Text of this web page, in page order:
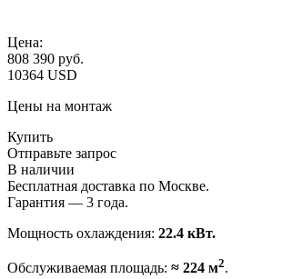
Цена:
808 390 руб.
10364 USD
Цены на монтаж
Купить
Отправьте запрос
В наличии
Бесплатная доставка по Москве.
Гарантия — 3 года.
Мощность охлаждения: 22.4 кВт.
Обслуживаемая площадь: ≈ 224 м2.